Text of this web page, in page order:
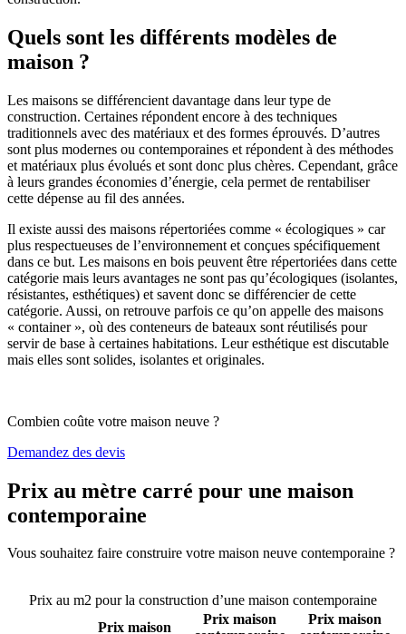
Quels sont les différents modèles de
maison ?
Les maisons se différencient davantage dans leur type de
construction. Certaines répondent encore à des techniques
traditionnels avec des matériaux et des formes éprouvés. D’autres
sont plus modernes ou contemporaines et répondent à des méthodes
et matériaux plus évolués et sont donc plus chères. Cependant, grâce
à leurs grandes économies d’énergie, cela permet de rentabiliser
cette dépense au fil des années.
Il existe aussi des maisons répertoriées comme « écologiques » car
plus respectueuses de l’environnement et conçues spécifiquement
dans ce but. Les maisons en bois peuvent être répertoriées dans cette
catégorie mais leurs avantages ne sont pas qu’écologiques (isolantes,
résistantes, esthétiques) et savent donc se différencier de cette
catégorie. Aussi, on retrouve parfois ce qu’on appelle des maisons
« container », où des conteneurs de bateaux sont réutilisés pour
servir de base à certaines habitations. Leur esthétique est discutable
mais elles sont solides, isolantes et originales.
Combien coûte votre maison neuve ?
Demandez des devis
Prix au mètre carré pour une maison
contemporaine
Vous souhaitez faire construire votre maison neuve contemporaine ?
Prix au m2 pour la construction d’une maison contemporaine
Prix maison
Prix maison
Prix maison